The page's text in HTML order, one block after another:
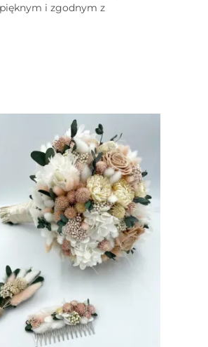
i zgodnym z